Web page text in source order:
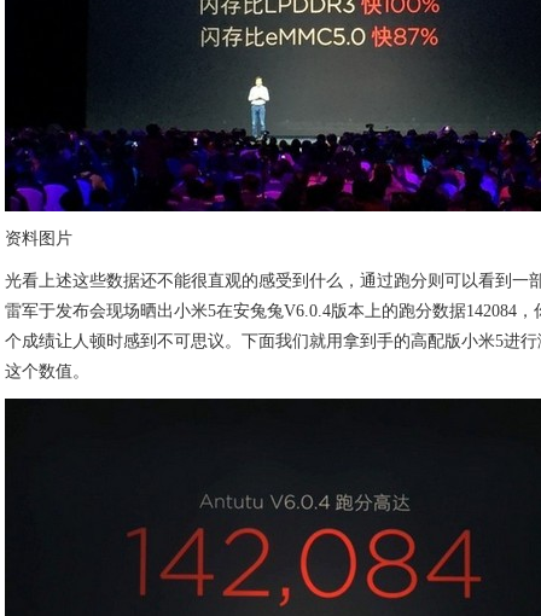
资料图片
光看上述这些数据还不能很直观的感受到什么，通过跑分则可以看到一
雷军于发布会现场晒出小米5在安兔兔V6.0.4版本上的跑分数据142084，
个成绩让人顿时感到不可思议。下面我们就用拿到手的高配版小米5进
这个数值。